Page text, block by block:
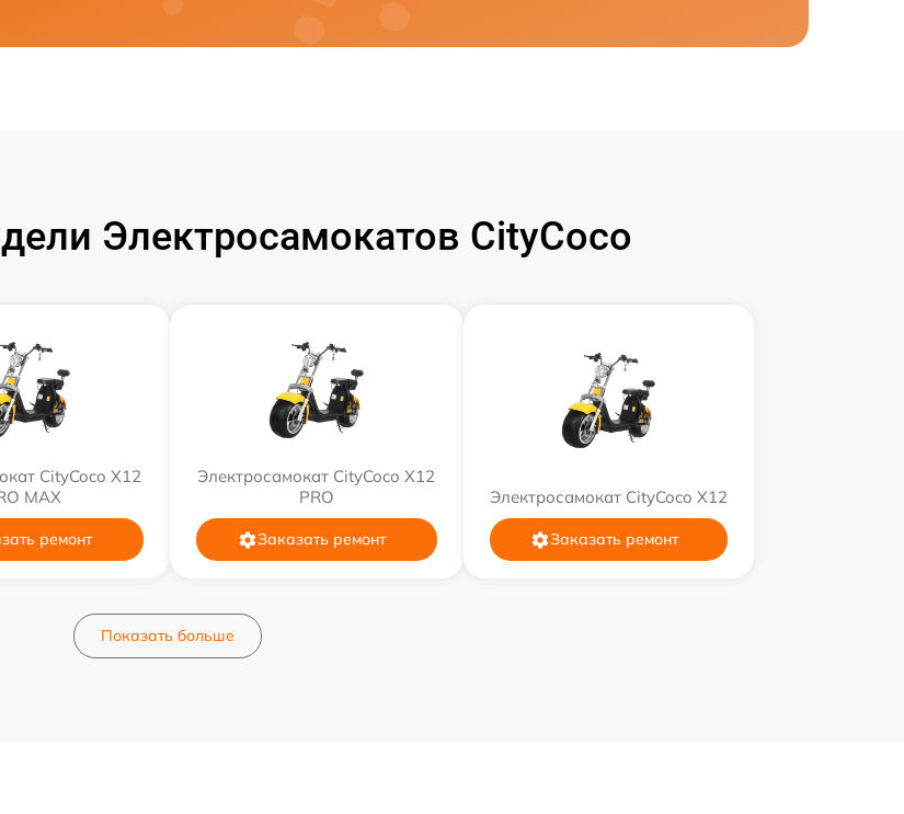
Электросамокатов CityCoco
CityCoco X12
MAX
ремонт
Электросамокат CityCoco X12
PRO
Заказать ремонт
Электросамокат CityCoco X12
Заказать ремонт
Показать больше